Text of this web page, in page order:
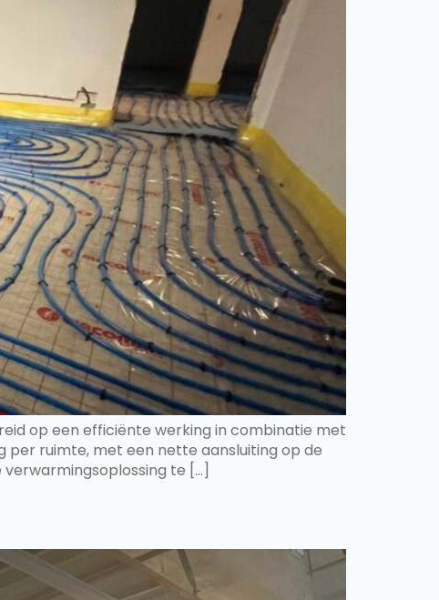
op een efficiënte werking in combinatie met
per ruimte, met een nette aansluiting op de
te […]